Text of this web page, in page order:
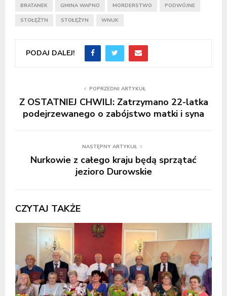
BRATANEK GMINA WAPNO MORDERSTWO PODWÓJNE
STOŁĘŻTN STOŁĘŻYN WNUK
PODAJ DALEJ!
POPRZEDNI ARTYKUŁ
Z OSTATNIEJ CHWILI: Zatrzymano 22-latka
podejrzewanego o zabójstwo matki i syna
NASTĘPNY ARTYKUŁ
Nurkowie z całego kraju będą sprzątać
jezioro Durowskie
CZYTAJ TAKŻE